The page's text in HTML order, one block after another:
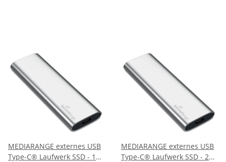
MEDIARANGE externes USB
Type-C® Laufwerk SSD - 120
MEDIARANGE externes USB
Type-C® Laufwerk SSD - 240